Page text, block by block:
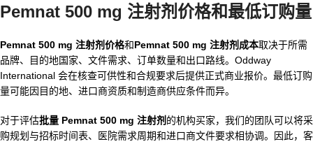
Pemnat 500 mg 注射剂价格和最低订购量
Pemnat 500 mg 注射剂价格和Pemnat 500 mg 注射剂成本取决于所需
品牌、目的地国家、文件需求、订单数量和出口路线。Oddway
International 会在核查可供性和合规要求后提供正式商业报价。最低订购
量可能因目的地、进口商资质和制造商供应条件而异。
对于评估批量 Pemnat 500 mg 注射剂 的机构买家，我们的团队可以将采
购规划与招标时间表、医院需求周期和进口商文件要求相协调。因此，客